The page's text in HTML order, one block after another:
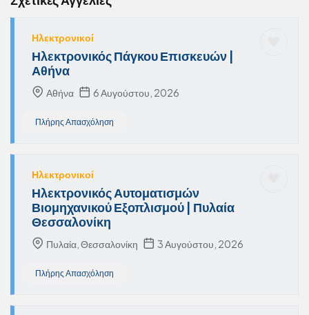
Ηλεκτρονικοί
Ηλεκτρονικός Πάγκου Επισκευών |
Αθήνα
Αθήνα 6 Αυγούστου, 2026
Πλήρης Απασχόληση
Ηλεκτρονικοί
Ηλεκτρονικός Αυτοματισμών
Βιομηχανικού Εξοπλισμού | Πυλαία
Θεσσαλονίκη
Πυλαία, Θεσσαλονίκη 3 Αυγούστου, 2026
Πλήρης Απασχόληση